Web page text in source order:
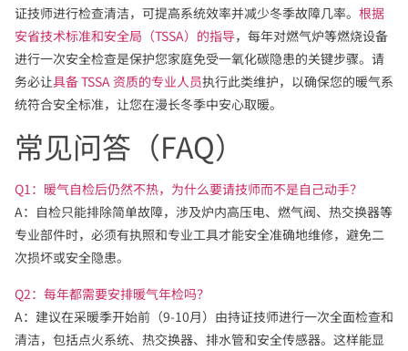
证技师进行检查清洁，可提高系统效率并减少冬季故障几率。 根据
安省技术标准和安全局（TSSA）的指导，每年对燃气炉等燃烧设备
进行一次安全检查是保护您家庭免受一氧化碳隐患的关键步骤。请
务必让具备 TSSA 资质的专业人员执行此类维护，以确保您的暖气系
统符合安全标准，让您在漫长冬季中安心取暖。
常见问答（FAQ）
Q1：暖气自检后仍然不热，为什么要请技师而不是自己动手？
A：自检只能排除简单故障，涉及炉内高压电、燃气阀、热交换器等
专业部件时，必须有执照和专业工具才能安全准确地维修，避免二
次损坏或安全隐患。
Q2：每年都需要安排暖气年检吗？
A：建议在采暖季开始前（9-10月）由持证技师进行一次全面检查和
清洁，包括点火系统、热交换器、排水管和安全传感器。这样能显